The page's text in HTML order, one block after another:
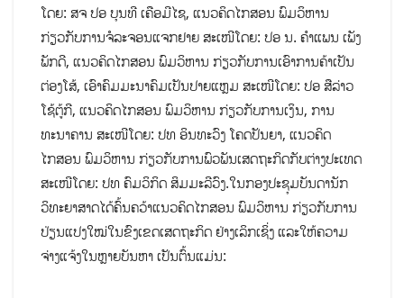
ໂດຍ: ສຈ ປອ ບຸນທີ ເຄືອມີໄຊ, ແນວຄິດໄກສອນ ພົມວິຫານ
ກ່ຽວກັບການຈໍລະຈອນແຈກຢາຍ ສະເໜີໂດຍ: ປອ ນ. ຄຳແພນ ເພັງ
ພັກດີ, ແນວຄິດໄກສອນ ພົມວິຫານ ກ່ຽວກັບການເອົາການຄ້າເປັນ
ຕ່ອງໂສ້, ເອົາຄົມມະນາຄົມເປັນປາຍແຫຼມ ສະເໜີໂດຍ: ປອ ສືລ່າວ
ໂຊ້ຕູ້ກີ, ແນວຄິດໄກສອນ ພົມວິຫານ ກ່ຽວກັບການເງິນ, ການ
ທະນາຄານ ສະເໜີໂດຍ: ປທ ອິນທະວົງ ໂຄດປັນຍາ, ແນວຄິດ
ໄກສອນ ພົມວິຫານ ກ່ຽວກັບການພົວພັນເສດຖະກິດກັບຕ່າງປະເທດ
ສະເໜີໂດຍ: ປທ ຄົມວິກິດ ສິມມະລີວົງ.ໃນກອງປະຊຸມບັນດານັກ
ວິທະຍາສາດໄດ້ຄົ້ນຄວ້າແນວຄິດໄກສອນ ພົມວິຫານ ກ່ຽວກັບການ
ປ່ຽນແປງໃໝ່ໃນຂົງເຂດເສດຖະກິດ ຢ່າງເລິກເຊິ່ງ ແລະໃຫ້ຄວາມ
ຈ່າງແຈ້ງໃນຫຼາຍບັນຫາ ເປັນຕົ້ນແມ່ນ: